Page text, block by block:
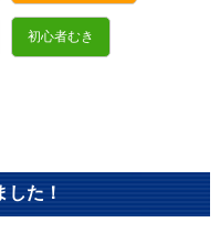
初心者むき
た！